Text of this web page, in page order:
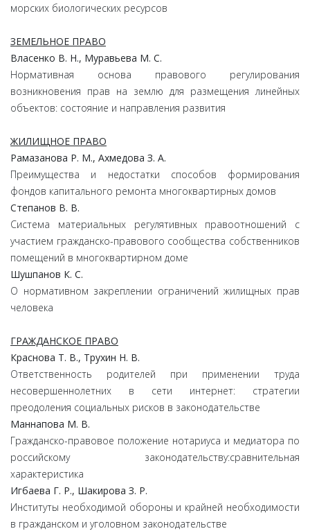
морских биологических ресурсов
ЗЕМЕЛЬНОЕ ПРАВО
Власенко В. Н., Муравьева М. С.
Нормативная основа правового регулирования
возникновения прав на землю для размещения линейных
объектов: состояние и направления развития
ЖИЛИЩНОЕ ПРАВО
Рамазанова Р. М., Ахмедова З. А.
Преимущества и недостатки способов формирования
фондов капитального ремонта многоквартирных домов
Степанов В. В.
Система материальных регулятивных правоотношений с
участием гражданско-правового сообщества собственников
помещений в многоквартирном доме
Шушпанов К. С.
О нормативном закреплении ограничений жилищных прав
человека
ГРАЖДАНСКОЕ ПРАВО
Краснова Т. В., Трухин Н. В.
Ответственность родителей при применении труда
несовершеннолетних в сети интернет: стратегии
преодоления социальных рисков в законодательстве
Маннапова М. В.
Гражданско-правовое положение нотариуса и медиатора по
российскому законодательству:сравнительная
характеристика
Игбаева Г. Р., Шакирова З. Р.
Институты необходимой обороны и крайней необходимости
в гражданском и уголовном законодательстве